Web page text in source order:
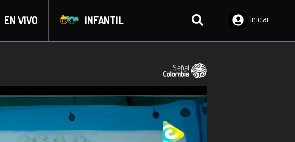
EN VIVO INFANTIL
Iniciar